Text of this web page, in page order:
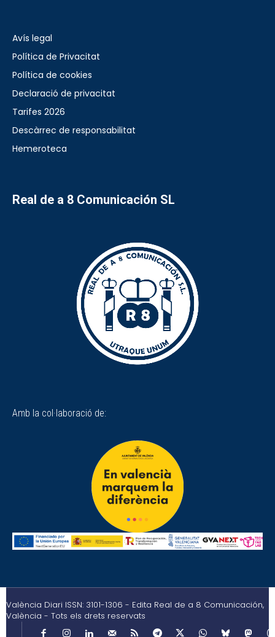
Avís legal
Política de Privacitat
Política de cookies
Declaració de privacitat
Tarifes 2026
Descàrrec de responsabilitat
Hemeroteca
Real de a 8 Comunicación SL
Amb la col·laboració de:
València Diari ISSN: 3101-1306 - Edita Real de a 8 Comunicación,
València - Tots els drets reservats